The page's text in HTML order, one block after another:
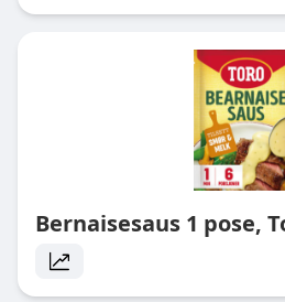
Bernaisesaus 1 pose,